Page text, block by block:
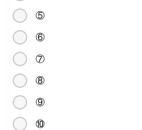
⑤
⑥
⑦
⑧
⑨
⑩